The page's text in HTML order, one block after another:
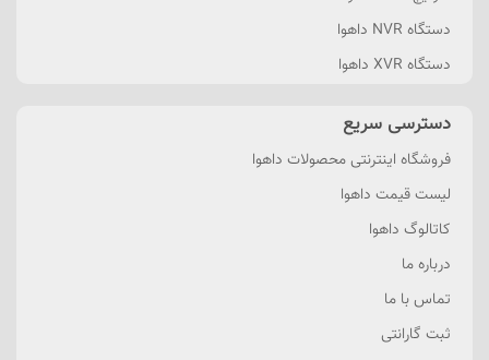
دستگاه NVR داهوا
دستگاه XVR داهوا
دسترسی سریع
فروشگاه اینترنتی محصولات داهوا
لیست قیمت داهوا
کاتالوگ داهوا
درباره ما
تماس با ما
ثبت گارانتی